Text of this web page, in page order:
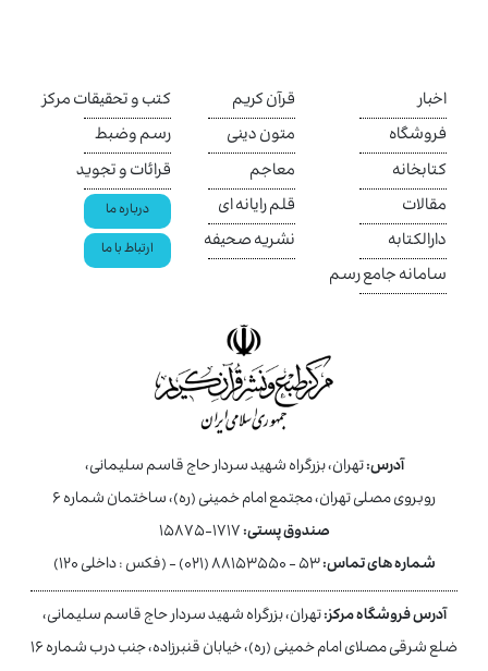
اخبار
فروشگاه
کتابخانه
مقالات
دارالکتابه
سامانه جامع رسم
قرآن کریم
متون دینی
معاجم
قلم رایانه ای
نشریه صحیفه
کتب و تحقیقات مرکز
رسم وضبط
قرائات و تجوید
درباره ما
ارتباط با ما
آدرس:تهران، بزرگراه شهید سردار حاج قاسم سلیمانی،
روبروی مصلی تهران، مجتمع امام خمینی (ره)، ساختمان شماره ۶
صندوق پستی:۱۷۱۷-۱۵۸۷۵
شماره های تماس:۵۳ - ۸۸۱۵۳۵۵۰ (۰۲۱) - (فکس : داخلی ۱۲۰)
آدرس فروشگاه مرکز:تهران، بزرگراه شهید سردار حاج قاسم سلیمانی،
ضلع شرقی مصلای امام خمینی (ره)، خیابان قنبرزاده، جنب درب شماره ۱۶